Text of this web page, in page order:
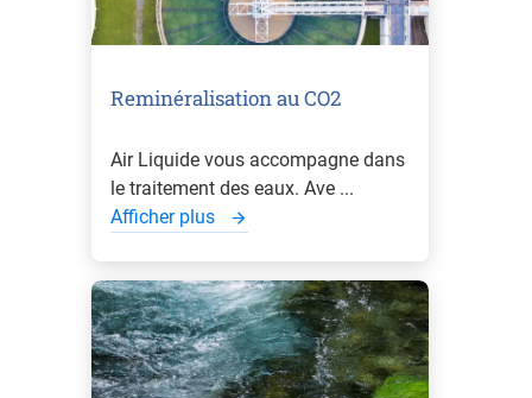
Reminéralisation au CO2
Air Liquide vous accompagne dans
le traitement des eaux. Ave ...
Afficher plus